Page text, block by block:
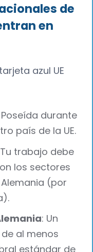
de
en
azul UE
Poseída durante
país de la UE.
trabajo debe
los sectores
(por
: Un
al menos
estándar de